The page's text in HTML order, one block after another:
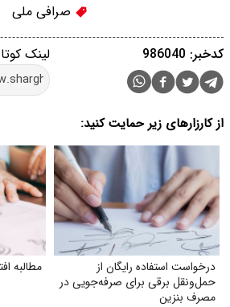
صرافی ملی
لینک کدخبر: 986040
از کارزارهای زیر حمایت کنید:
درخواست استفاده رایگان از
حمل‌ونقل برقی برای صرفه‌جویی در
مصرف بنزین
مطالبه